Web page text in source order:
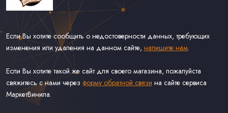
Если Вы хотите сообщить о недостоверности данных, требующих
изменения или удаления на данном сайте, напишите нам.
Если Вы хотите такой же сайт для своего магазина, пожалуйста
свяжитесь с нами через форму обратной связи на сайте сервиса
МаркетВинила.